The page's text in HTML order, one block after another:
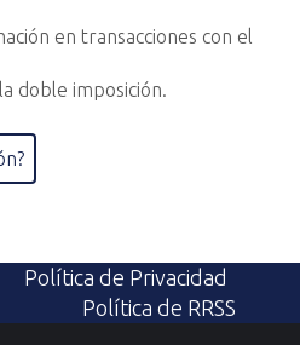
en transacciones con el
doble imposición.
Política de Privacidad
Política de RRSS